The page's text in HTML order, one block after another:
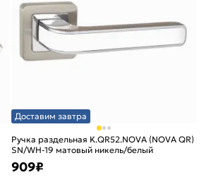
Доставим завтра
Ручка раздельная K.QR52.NOVA (NOVA QR)
SN/WH-19 матовый никель/белый
909₽